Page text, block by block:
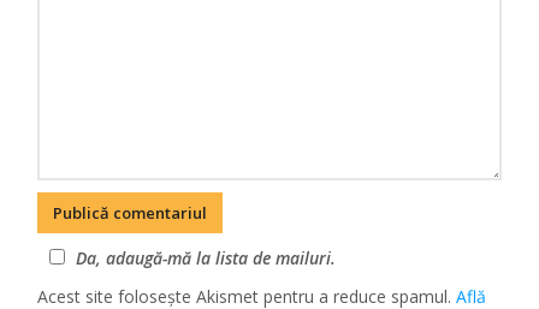
Da, adaugă-mă la lista de mailuri.
Acest site folosește Akismet pentru a reduce spamul.Află